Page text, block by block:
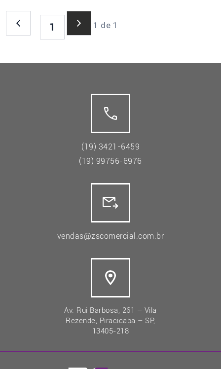
1 1 de 1
(19) 3421-6459
(19) 99756-6976
vendas@zscomercial.com.br
Av. Rui Barbosa, 261 – Vila
Rezende, Piracicaba – SP,
13405-218